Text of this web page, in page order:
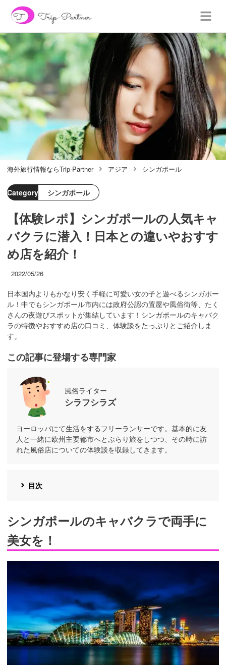
海外旅行情報ならTrip-Partner アジア シンガポール
Category シンガポール
【体験レポ】シンガポールの人気キャ
バクラに潜入！日本との違いやおすす
め店を紹介！
2022/05/26
日本国内よりもかなり安く手軽に可愛い女の子と遊べるシンガポー
ル！中でもシンガポール市内には政府公認の置屋や風俗街等、たく
さんの夜遊びスポットが集結しています！シンガポールのキャバク
ラの特徴やおすすめ店の口コミ、体験談をたっぷりとご紹介しま
す。
この記事に登場する専門家
風俗ライター
シラフシラズ
ヨーロッパにて生活をするフリーランサーです。基本的に友
人と一緒に欧州主要都市へとぶらり旅をしつつ、その時に訪
れた風俗店についての体験談を収録してきます。
目次
シンガポールのキャバクラで両手に
美女を！